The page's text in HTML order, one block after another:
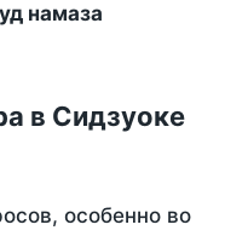
намаза
в Сидзуоке
особенно во